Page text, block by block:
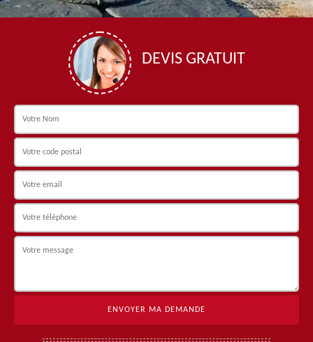
DEVIS GRATUIT